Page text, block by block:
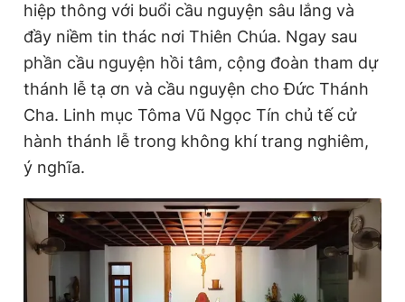
Giấy phép xuất bản số 110/GP - BTTTT cấp ngày 24.3.2020
© 2003-2026 Bản quyền thuộc về Báo Thanh Niên. Cấm sao
chép dưới mọi hình thức nếu không có sự chấp thuận bằng văn
bản. Phát triển bởi ePi Technologies, JSC.
T
i
m
e
o
n
hiệp thông với buổi cầu nguyện sâu lắng và
đầy niềm tin thác nơi Thiên Chúa. Ngay sau
phần cầu nguyện hồi tâm, cộng đoàn tham dự
thánh lễ tạ ơn và cầu nguyện cho Đức Thánh
Cha. Linh mục Tôma Vũ Ngọc Tín chủ tế cử
hành thánh lễ trong không khí trang nghiêm,
ý nghĩa.